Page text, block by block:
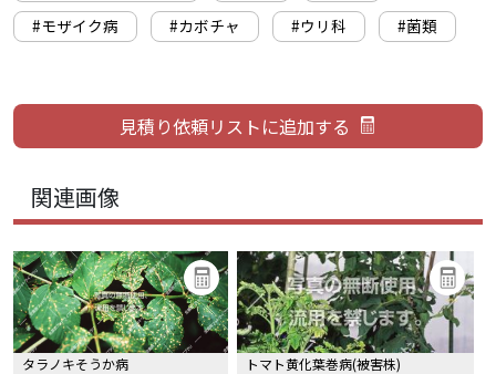
#モザイク病
#カボチャ #ウリ科 #菌類
関連画像
タラノキそうか病 トマト黄化葉巻病(被害株)